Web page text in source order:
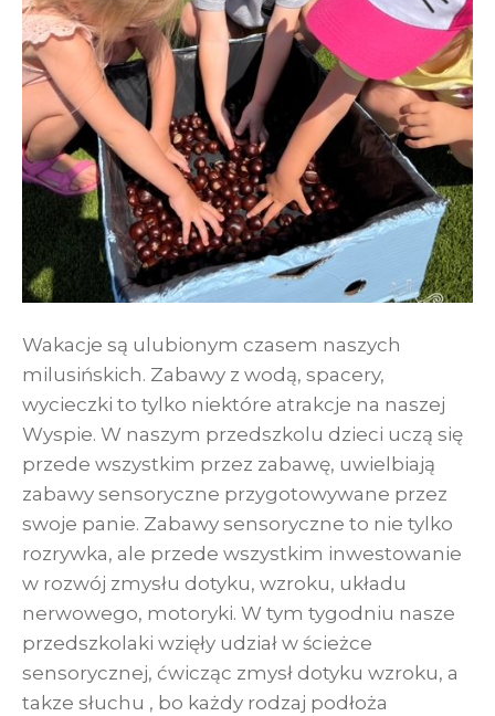
Wakacje są ulubionym czasem naszych
milusińskich. Zabawy z wodą, spacery,
wycieczki to tylko niektóre atrakcje na naszej
Wyspie. W naszym przedszkolu dzieci uczą się
przede wszystkim przez zabawę, uwielbiają
zabawy sensoryczne przygotowywane przez
swoje panie. Zabawy sensoryczne to nie tylko
rozrywka, ale przede wszystkim inwestowanie
w rozwój zmysłu dotyku, wzroku, układu
nerwowego, motoryki. W tym tygodniu nasze
przedszkolaki wzięły udział w ścieżce
sensorycznej, ćwicząc zmysł dotyku wzroku, a
takze słuchu , bo każdy rodzaj podłoża